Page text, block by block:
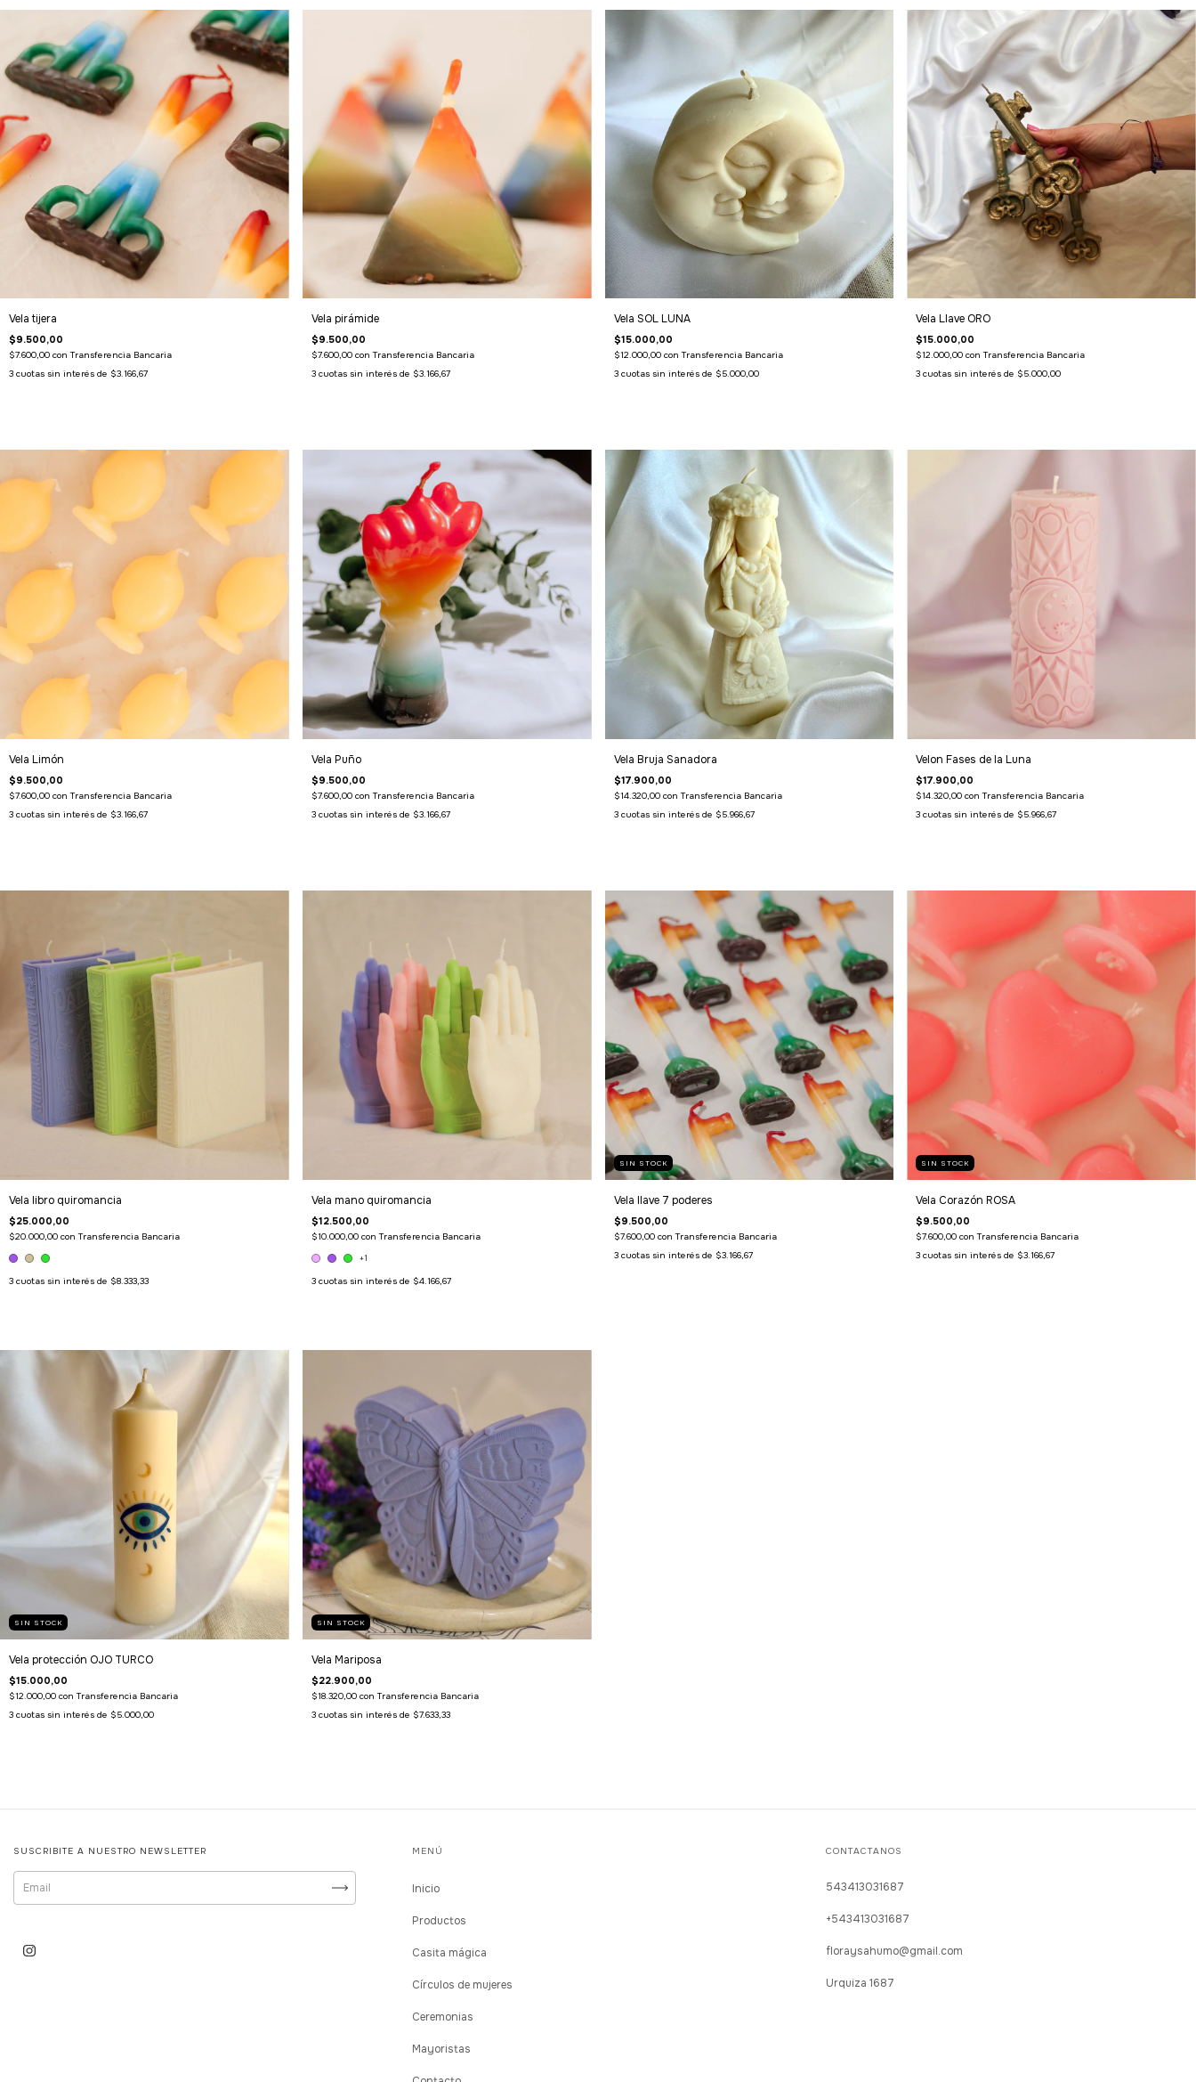
Vela tijera
$9.500,00
$7.600,00 con Transferencia Bancaria
3 cuotas sin interés de $3.166,67
Vela pirámide
$9.500,00
$7.600,00 con Transferencia Bancaria
3 cuotas sin interés de $3.166,67
Vela SOL LUNA
$15.000,00
$12.000,00 con Transferencia Bancaria
3 cuotas sin interés de $5.000,00
Vela Llave ORO
$15.000,00
$12.000,00con Transferencia Bancaria
3 cuotas sin interés de $5.000,00
Vela Limón
$9.500,00
$7.600,00 con Transferencia Bancaria
3 cuotas sin interés de $3.166,67
Vela Puño
$9.500,00
$7.600,00 con Transferencia Bancaria
3 cuotas sin interés de $3.166,67
Vela Bruja Sanadora
$17.900,00
$14.320,00 con Transferencia Bancaria
3 cuotas sin interés de $5.966,67
Velon Fases de la Luna
$17.900,00
$14.320,00con Transferencia Bancaria
3 cuotas sin interés de $5.966,67
Vela libro quiromancia
$25.000,00
$20.000,00 con Transferencia Bancaria
3 cuotas sin interés de $8.333,33
Vela mano quiromancia
$12.500,00
$10.000,00 con Transferencia Bancaria
+1
3 cuotas sin interés de $4.166,67
SIN STOCK
Vela llave 7 poderes
$9.500,00
$7.600,00 con Transferencia Bancaria
3 cuotas sin interés de $3.166,67
SIN STOCK
Vela Corazón ROSA
$9.500,00
$7.600,00con Transferencia Bancaria
3 cuotas sin interés de $3.166,67
SIN STOCK
Vela protección OJO TURCO
$15.000,00
$12.000,00 con Transferencia Bancaria
3 cuotas sin interés de $5.000,00
SIN STOCK
Vela Mariposa
$22.900,00
$18.320,00 con Transferencia Bancaria
3 cuotas sin interés de $7.633,33
SUSCRIBITE A NUESTRO NEWSLETTER MENÚ
Inicio
Productos
Casita mágica
Círculos de mujeres
Ceremonias
Mayoristas
CONTACTANOS
543413031687
+543413031687
floraysahumo@gmail.com
Urquiza 1687